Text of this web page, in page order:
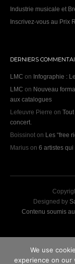
Industrie musicale et
Inscrivez-vous au Prix
DERNIERS
LMC on Infographie :
LMC on Nouveau
aux catalogues
Lefeuvre Pierre on
concert.
Boissinot on Les “free
Marius on 6 artistes qui
Designed by
Contenu soumis
We use
experience on